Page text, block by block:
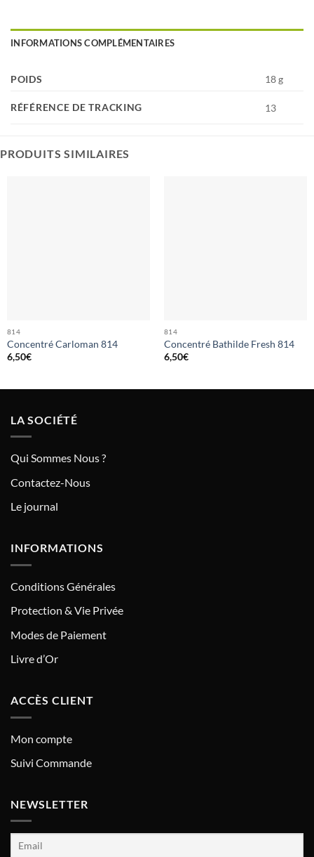
INFORMATIONS COMPLÉMENTAIRES
POIDS 18 g
RÉFÉRENCE DE TRACKING 13
PRODUITS SIMILAIRES
814
Concentré Carloman 814
6,50€
814
Concentré Bathilde Fresh 814
6,50€
LA SOCIÉTÉ
Qui Sommes Nous ?
Contactez-Nous
Le journal
INFORMATIONS
Conditions Générales
Protection & Vie Privée
Modes de Paiement
Livre d’Or
ACCÈS CLIENT
Mon compte
Suivi Commande
NEWSLETTER